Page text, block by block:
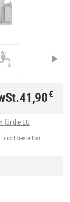
41,90€
für die EU
nicht bestellbar.